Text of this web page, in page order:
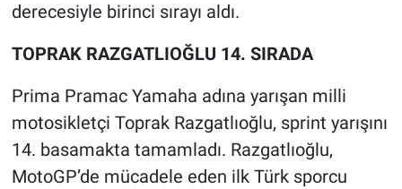
derecesiyle birinci sırayı aldı.
TOPRAK RAZGATLIOĞLU 14. SIRADA
Prima Pramac Yamaha adına yarışan milli
motosikletçi Toprak Razgatlıoğlu, sprint yarışını
14. basamakta tamamladı. Razgatlıoğlu,
MotoGP’de mücadele eden ilk Türk sporcu